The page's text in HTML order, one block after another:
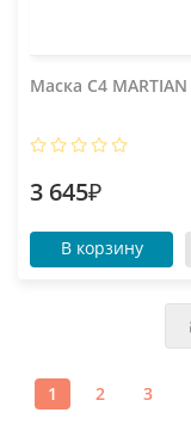
Маска C4 MARTIAN
3 645₽
В корзину
1 2 3